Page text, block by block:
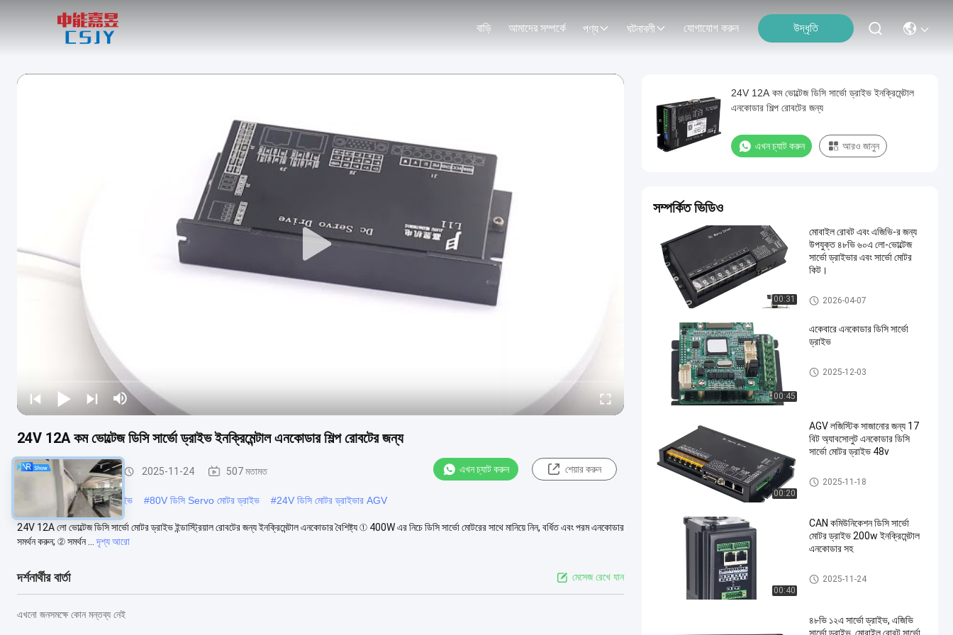
বাড়ি আমাদের সম্পর্কে পণ্য ঘটনাবলী যোগাযোগ করুন উদ্ধৃতি
24V 12A কম ভোল্টেজ ডিসি সার্ভো ড্রাইভ ইনক্রিমেন্টাল এনকোডার শিল্প রোবটের জন্য
ডিসি সার্ভো মোটর ড্রাইভ 2025-11-24 507 মতামত এখন চ্যাট করুন শেয়ার করুন
24V ডিসি Servo মোটর ড্রাইভ #80V ডিসি Servo মোটর ড্রাইভ #24V ডিসি মোটর ড্রাইভার AGV
24V 12A লো ভোল্টেজ ডিসি সার্ভো মোটর ড্রাইভ ইন্ডাস্ট্রিয়াল রোবটের জন্য ইনক্রিমেন্টাল এনকোডার বৈশিষ্ট্য ① 400W এর নিচে ডিসি সার্ভো মোটরের সাথে মানিয়ে নিন, বর্ধিত এবং পরম এনকোডার
সমর্থন করুন; ② সমর্থন ...
দৃশ্য আরো
দর্শনার্থীর বার্তা মেসেজ রেখে যান
এখনো জনসমক্ষে কোন মন্তব্য নেই
24V 12A কম ভোল্টেজ ডিসি সার্ভো ড্রাইভ ইনক্রিমেন্টাল
এনকোডার শিল্প রোবটের জন্য
এখন চ্যাট করুন আরও জানুন
সম্পর্কিত ভিডিও
00:31
মোবাইল রোবট এবং এজিভি-র জন্য
উপযুক্ত ৪৮ভি ৬০এ লো-ভোল্টেজ
সার্ভো ড্রাইভার এবং সার্ভো মোটর
কিট।
ডিসি সার্ভো মোটর ড্রাইভ
2026-04-07
00:45
একেবারে এনকোডার ডিসি সার্ভো
ড্রাইভ
ডিসি সার্ভো ড্রাইভ
2025-12-03
00:20
AGV লজিস্টিক সাজানোর জন্য 17
বিট অ্যাবসোলুট এনকোডার ডিসি
সার্ভো মোটর ড্রাইভ 48v
ডিসি সার্ভো ড্রাইভ
2025-11-18
00:40
CAN কমিউনিকেশন ডিসি সার্ভো
মোটর ড্রাইভ 200w ইনক্রিমেন্টাল
এনকোডার সহ
ডিসি সার্ভো মোটর ড্রাইভ
2025-11-24
৪৮ভি ১২এ সার্ভো ড্রাইভ, এজিভি